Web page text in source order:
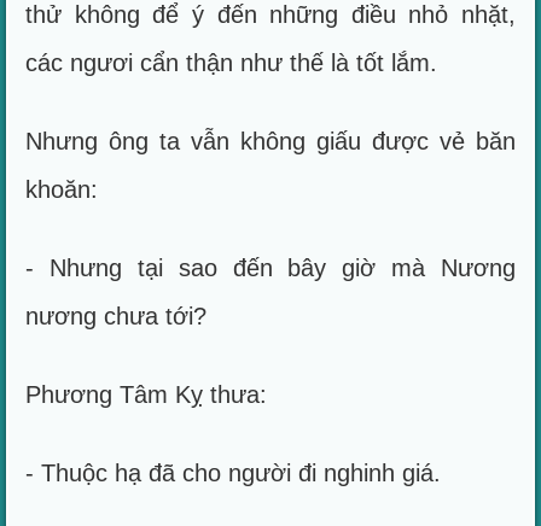
thử không để ý đến những điều nhỏ nhặt,
các ngươi cẩn thận như thế là tốt lắm.
Nhưng ông ta vẫn không giấu được vẻ băn
khoăn:
- Nhưng tại sao đến bây giờ mà Nương
nương chưa tới?
Phương Tâm Kỵ thưa:
- Thuộc hạ đã cho người đi nghinh giá.